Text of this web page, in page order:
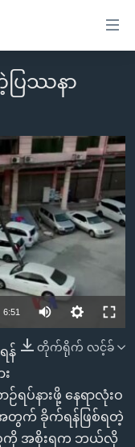
ပြဿနာ
available
6:51
တိုက်ရိုက် လင့်ခ်
န်
ပ်နားဖို့ နေရာလုံးဝ
အတွက် ခိုက်ရန်ဖြစ်ရတဲ့
စကို အစိုးရက ဘယ်လို